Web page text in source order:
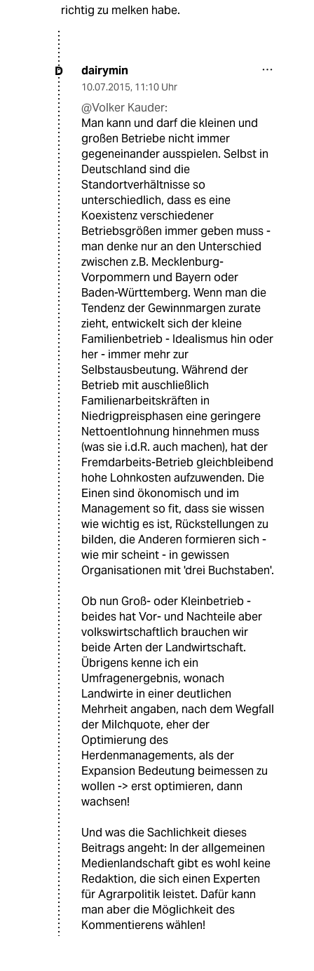
richtig zu melken habe.
D dairymin
10.07.2015, 11:10 Uhr
@Volker Kauder:
Man kann und darf die kleinen und
großen Betriebe nicht immer
gegeneinander ausspielen. Selbst in
Deutschland sind die
Standortverhältnisse so
unterschiedlich, dass es eine
Koexistenz verschiedener
Betriebsgrößen immer geben muss -
man denke nur an den Unterschied
zwischen z.B. Mecklenburg-
Vorpommern und Bayern oder
Baden-Württemberg. Wenn man die
Tendenz der Gewinnmargen zurate
zieht, entwickelt sich der kleine
Familienbetrieb - Idealismus hin oder
her - immer mehr zur
Selbstausbeutung. Während der
Betrieb mit auschließlich
Familienarbeitskräften in
Niedrigpreisphasen eine geringere
Nettoentlohnung hinnehmen muss
(was sie i.d.R. auch machen), hat der
Fremdarbeits-Betrieb gleichbleibend
hohe Lohnkosten aufzuwenden. Die
Einen sind ökonomisch und im
Management so fit, dass sie wissen
wie wichtig es ist, Rückstellungen zu
bilden, die Anderen formieren sich -
wie mir scheint - in gewissen
Organisationen mit 'drei Buchstaben'.
Ob nun Groß- oder Kleinbetrieb -
beides hat Vor- und Nachteile aber
volkswirtschaftlich brauchen wir
beide Arten der Landwirtschaft.
Übrigens kenne ich ein
Umfragenergebnis, wonach
Landwirte in einer deutlichen
Mehrheit angaben, nach dem Wegfall
der Milchquote, eher der
Optimierung des
Herdenmanagements, als der
Expansion Bedeutung beimessen zu
wollen -> erst optimieren, dann
wachsen!
Und was die Sachlichkeit dieses
Beitrags angeht: In der allgemeinen
Medienlandschaft gibt es wohl keine
Redaktion, die sich einen Experten
für Agrarpolitik leistet. Dafür kann
man aber die Möglichkeit des
Kommentierens wählen!